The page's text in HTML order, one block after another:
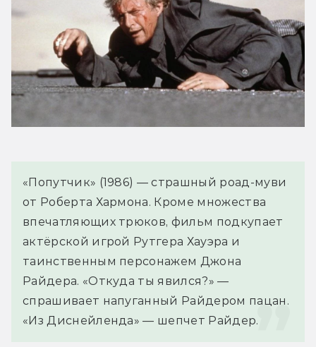
«Попутчик» (1986) — страшный роад-муви
от Роберта Хармона. Кроме множества
впечатляющих трюков, фильм подкупает
актёрской игрой Рутгера Хауэра и
таинственным персонажем Джона
Райдера. «Откуда ты явился?» —
спрашивает напуганный Райдером пацан.
«Из Диснейленда» — шепчет Райдер.